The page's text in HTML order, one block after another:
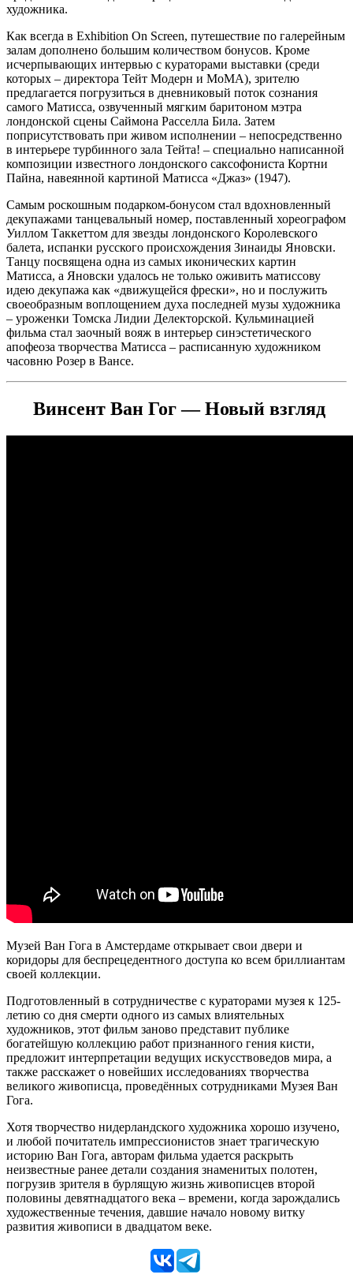
художника.
Как всегда в Exhibition On Screen, путешествие по галерейным
залам дополнено большим количеством бонусов. Кроме
исчерпывающих интервью с кураторами выставки (среди
которых – директора Тейт Модерн и MoMA), зрителю
предлагается погрузиться в дневниковый поток сознания
самого Матисса, озвученный мягким баритоном мэтра
лондонской сцены Саймона Расселла Била. Затем
поприсутствовать при живом исполнении – непосредственно
в интерьере турбинного зала Тейта! – специально написанной
композиции известного лондонского саксофониста Кортни
Пайна, навеянной картиной Матисса «Джаз» (1947).
Самым роскошным подарком-бонусом стал вдохновленный
декупажами танцевальный номер, поставленный хореографом
Уиллом Таккеттом для звезды лондонского Королевского
балета, испанки русского происхождения Зинаиды Яновски.
Танцу посвящена одна из самых иконических картин
Матисса, а Яновски удалось не только оживить матиссову
идею декупажа как «движущейся фрески», но и послужить
своеобразным воплощением духа последней музы художника
– уроженки Томска Лидии Делекторской. Кульминацией
фильма стал заочный вояж в интерьер синэстетического
апофеоза творчества Матисса – расписанную художником
часовню Розер в Вансе.
Винсент Ван Гог — Новый взгляд
Музей Ван Гога в Амстердаме открывает свои двери и
коридоры для беспрецедентного доступа ко всем бриллиантам
своей коллекции.
Подготовленный в сотрудничестве с кураторами музея к 125-
летию со дня смерти одного из самых влиятельных
художников, этот фильм заново представит публике
богатейшую коллекцию работ признанного гения кисти,
предложит интерпретации ведущих искусствоведов мира, а
также расскажет о новейших исследованиях творчества
великого живописца, проведённых сотрудниками Музея Ван
Гога.
Хотя творчество нидерландского художника хорошо изучено,
и любой почитатель импрессионистов знает трагическую
историю Ван Гога, авторам фильма удается раскрыть
неизвестные ранее детали создания знаменитых полотен,
погрузив зрителя в бурлящую жизнь живописцев второй
половины девятнадцатого века – времени, когда зарождались
художественные течения, давшие начало новому витку
развития живописи в двадцатом веке.